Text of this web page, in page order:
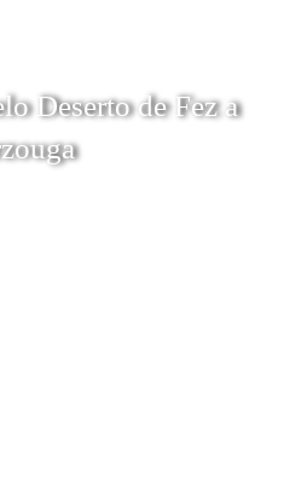
Deserto de Fez a